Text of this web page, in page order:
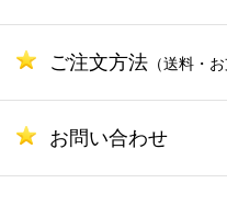
ご注文方法 （送料・
お問い合わせ